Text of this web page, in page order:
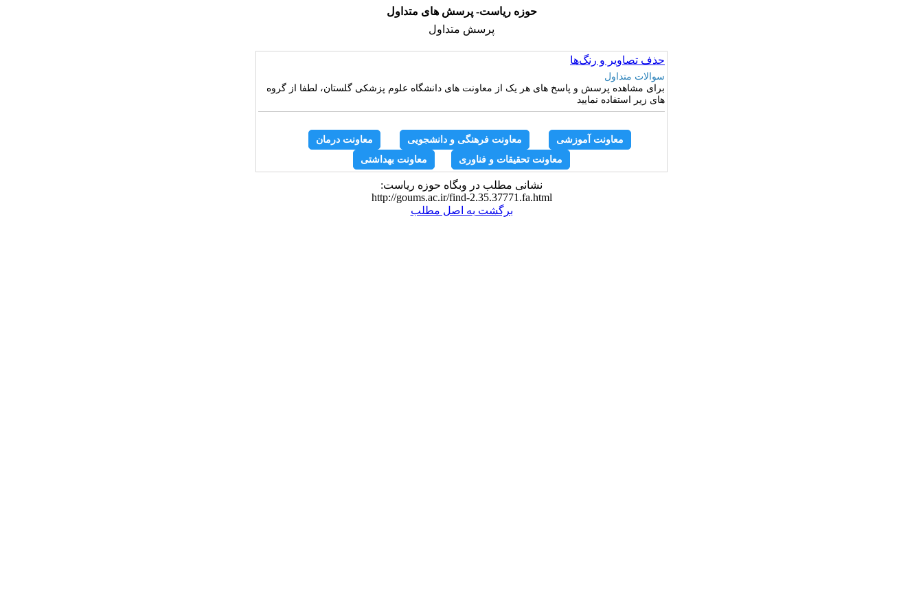
حوزه ریاست- پرسش های متداول
پرسش متداول
حذف تصاویر و رنگ‌ها
سوالات متداول
برای مشاهده پرسش و پاسخ های هر یک از معاونت های دانشگاه علوم پزشکی گلستان، لطفا از گروه
های زیر استفاده نمایید
معاونت آموزشی معاونت فرهنگی و دانشجویی
معاونت درمان
معاونت تحقیقات و فناوری
معاونت بهداشتی
نشانی مطلب در وبگاه حوزه ریاست:
http://goums.ac.ir/find-2.35.37771.fa.html
برگشت به اصل مطلب